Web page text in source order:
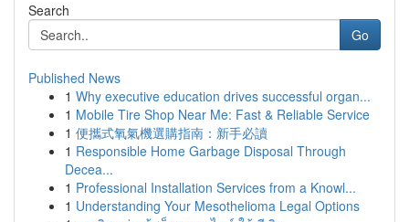
Search
Go
Published News
1 Why executive education drives successful organ...
1 Mobile Tire Shop Near Me: Fast & Reliable Service
1 便攜式氧氣機選購指南：新手必讀
1 Responsible Home Garbage Disposal Through
Decea...
1 Professional Installation Services from a Knowl...
1 Understanding Your Mesothelioma Legal Options